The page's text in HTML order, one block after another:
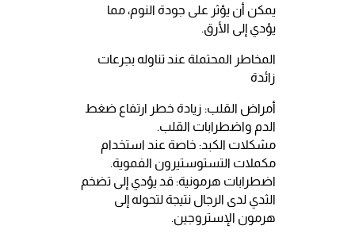
يمكن أن يؤثر على جودة النوم، مما
يؤدي إلى الأرق.
المخاطر المحتملة عند تناوله بجرعات
زائدة
أمراض القلب: زيادة خطر ارتفاع ضغط
الدم واضطرابات القلب.
مشكلات الكبد: خاصة عند استخدام
مكملات التستوستيرون الفموية.
اضطرابات هرمونية: قد يؤدي إلى تضخم
الثدي لدى الرجال نتيجة لتحوله إلى
هرمون الإستروجين.